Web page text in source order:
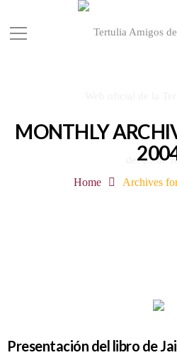
MONTHLY
Home Archives
Presentación del libro de